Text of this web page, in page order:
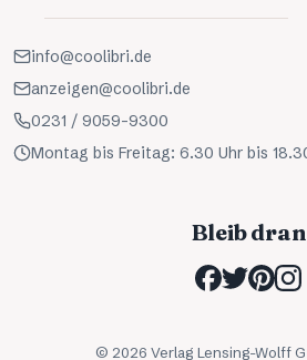
info@coolibri.de
anzeigen@coolibri.de
0231 / 9059-9300
Montag bis Freitag: 6.30 Uhr bis
Bleib dran
© 2026 Verlag Lensing-Wolff